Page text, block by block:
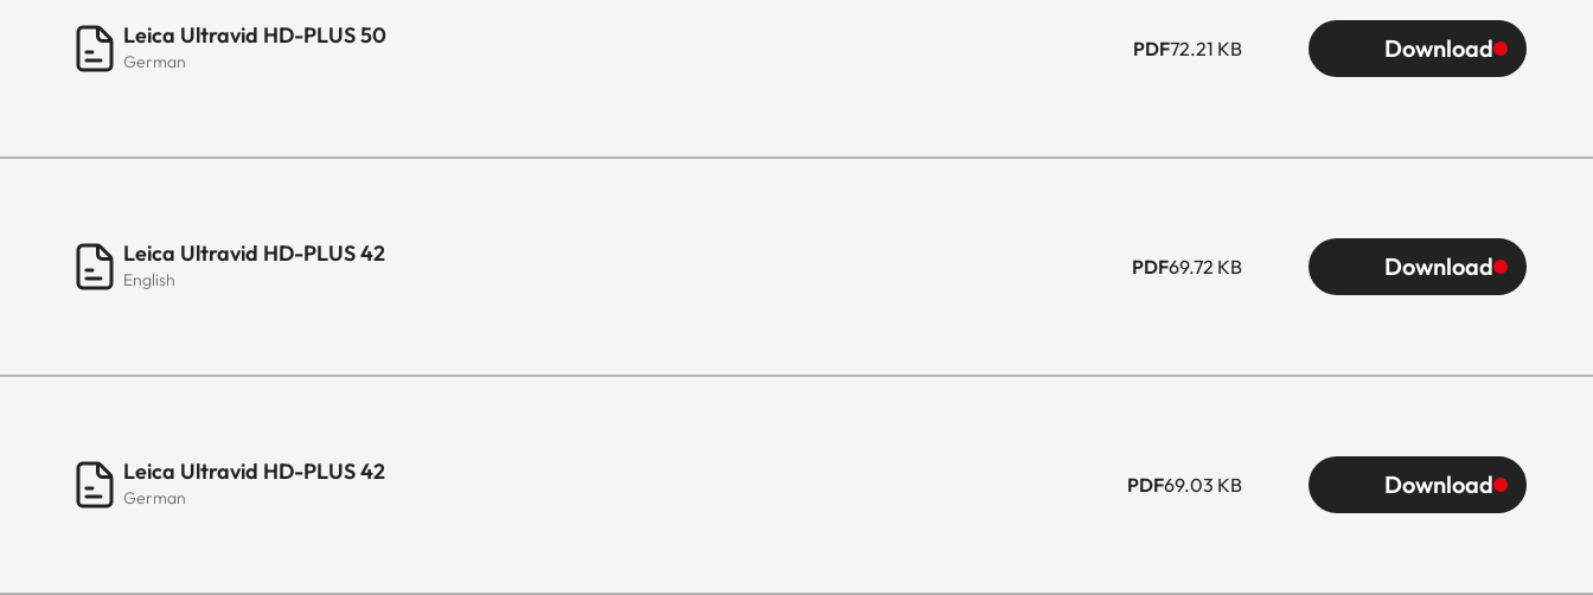
Leica Ultravid HD-PLUS 50
German
PDF72.21 KB Download
Leica Ultravid HD-PLUS 42
English
PDF69.72 KB Download
Leica Ultravid HD-PLUS 42
German
PDF69.03 KB Download